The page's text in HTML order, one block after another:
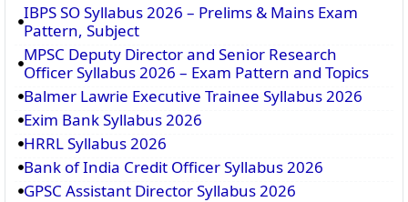
IBPS SO Syllabus 2026 – Prelims & Mains Exam
Pattern, Subject
MPSC Deputy Director and Senior Research
Officer Syllabus 2026 – Exam Pattern and Topics
Balmer Lawrie Executive Trainee Syllabus 2026
Exim Bank Syllabus 2026
HRRL Syllabus 2026
Bank of India Credit Officer Syllabus 2026
GPSC Assistant Director Syllabus 2026